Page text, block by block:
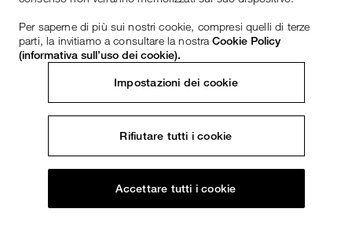
Per saperne di più sui nostri cookie, compresi quelli di terze
parti, la invitiamo a consultare la nostraCookie Policy
(informativa sull’uso dei cookie).
Impostazioni dei cookie
Rifiutare tutti i cookie
Accettare tutti i cookie